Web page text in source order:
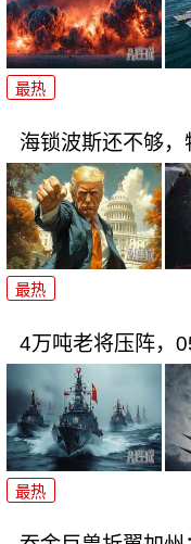
最热
海锁波斯还不够
最热
4万吨老将压阵，
最热